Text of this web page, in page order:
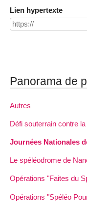
Lien hypertexte
Panorama de
Autres
Défi souterrain contre
Journées Nationales
Le spéléodrome de
Opérations "Faites du
Opérations "Spéléo